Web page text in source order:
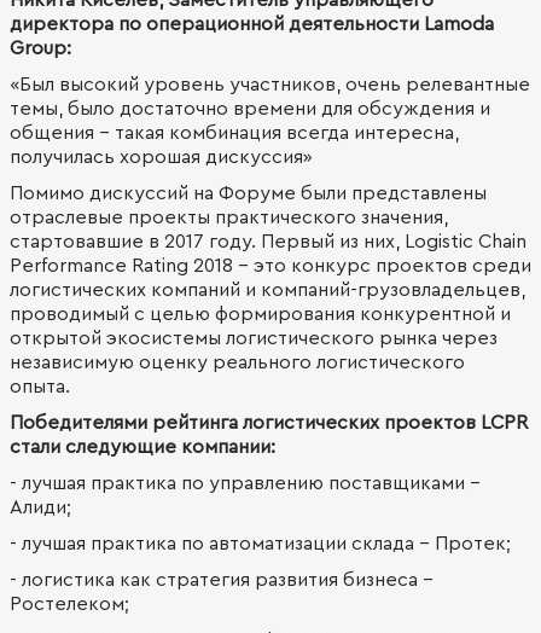
директора по операционной деятельности Lamoda
Group:
«Был высокий уровень участников, очень релевантные
темы, было достаточно времени для обсуждения и
общения - такая комбинация всегда интересна,
получилась хорошая дискуссия»
Помимо дискуссий на Форуме были представлены
отраслевые проекты практического значения,
стартовавшие в 2017 году. Первый из них, Logistic Chain
Performance Rating 2018 – это конкурс проектов среди
логистических компаний и компаний-грузовладельцев,
проводимый с целью формирования конкурентной и
открытой экосистемы логистического рынка через
независимую оценку реального логистического
опыта.
Победителями рейтинга логистических проектов LCPR
стали следующие компании:
- лучшая практика по управлению поставщиками –
Алиди;
- лучшая практика по автоматизации склада – Протек;
- логистика как стратегия развития бизнеса –
Ростелеком;